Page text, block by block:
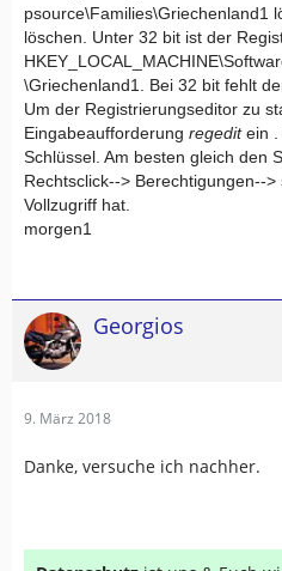
psource\Families\Griechenland1
löschen. Unter 32 bit ist der
HKEY LOCAL MACHINE\Softwar
\Griechenland1. Bei 32 bit fehlt
Um der Registrierungseditor zu
Eingabeaufforderung regeditein .
Schlüssel. Am besten gleich den
Rechtsclick--> Berechtigungen-->
Vollzugriff hat.
morgen1
Georgios
9. März 2018
Danke, versuche ich nachher.